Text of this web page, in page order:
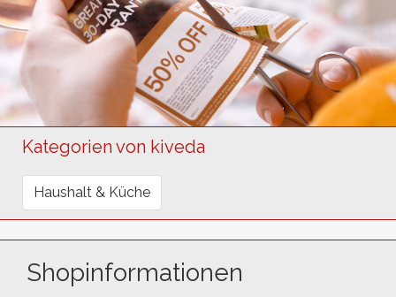
Kategorien von kiveda
Haushalt & Küche
Shopinformationen